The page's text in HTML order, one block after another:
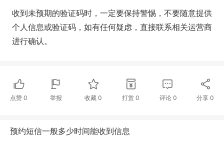
收到未预期的验证码时，一定要保持警惕，不要随意提供
个人信息或验证码，如有任何疑虑，直接联系相关运营商
进行确认。
点赞 0 举报 收藏0 打赏 0 评论 0 分享0
预约短信一般多少时间能收到信息